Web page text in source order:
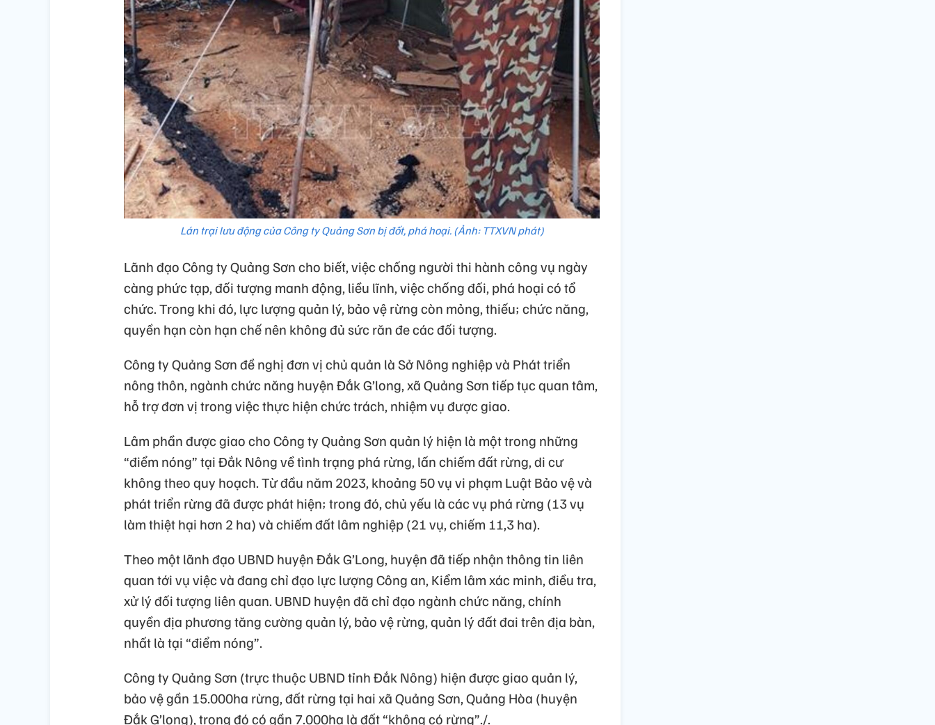
Lán trại lưu động của Công ty Quảng Sơn bị đốt, phá hoại. (Ảnh: TTXVN phát)
Lãnh đạo Công ty Quảng Sơn cho biết, việc chống người thi hành công vụ ngày
càng phức tạp, đối tượng manh động, liều lĩnh, việc chống đối, phá hoại có tổ
chức. Trong khi đó, lực lượng quản lý, bảo vệ rừng còn mỏng, thiếu; chức năng,
quyền hạn còn hạn chế nên không đủ sức răn đe các đối tượng.
Công ty Quảng Sơn đề nghị đơn vị chủ quản là Sở Nông nghiệp và Phát triển
nông thôn, ngành chức năng huyện Đắk G’long, xã Quảng Sơn tiếp tục quan tâm,
hỗ trợ đơn vị trong việc thực hiện chức trách, nhiệm vụ được giao.
Lâm phần được giao cho Công ty Quảng Sơn quản lý hiện là một trong những
“điểm nóng” tại Đắk Nông về tình trạng phá rừng, lấn chiếm đất rừng, di cư
không theo quy hoạch. Từ đầu năm 2023, khoảng 50 vụ vi phạm Luật Bảo vệ và
phát triển rừng đã được phát hiện; trong đó, chủ yếu là các vụ phá rừng (13 vụ
làm thiệt hại hơn 2 ha) và chiếm đất lâm nghiệp (21 vụ, chiếm 11,3 ha).
Theo một lãnh đạo UBND huyện Đắk G’Long, huyện đã tiếp nhận thông tin liên
quan tới vụ việc và đang chỉ đạo lực lượng Công an, Kiểm lâm xác minh, điều tra,
xử lý đối tượng liên quan. UBND huyện đã chỉ đạo ngành chức năng, chính
quyền địa phương tăng cường quản lý, bảo vệ rừng, quản lý đất đai trên địa bàn,
nhất là tại “điểm nóng”.
Công ty Quảng Sơn (trực thuộc UBND tỉnh Đắk Nông) hiện được giao quản lý,
bảo vệ gần 15.000ha rừng, đất rừng tại hai xã Quảng Sơn, Quảng Hòa (huyện
Đắk G’long), trong đó có gần 7.000ha là đất “không có rừng”./.